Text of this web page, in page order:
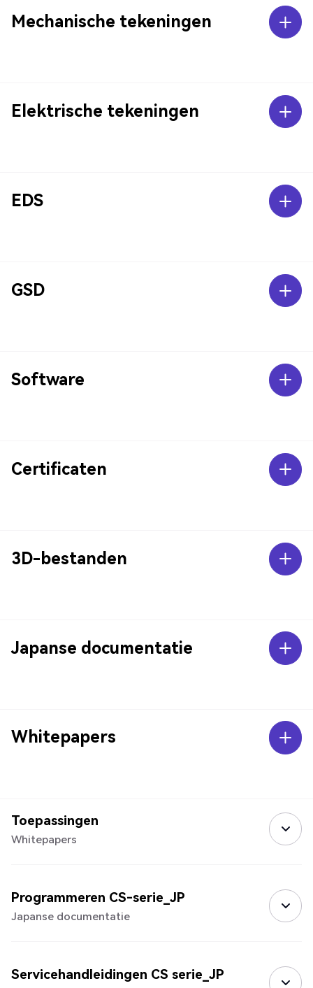
Mechanische tekeningen
Elektrische tekeningen
EDS
GSD
Software
Certificaten
3D-bestanden
Japanse documentatie
Whitepapers
Toepassingen
Whitepapers
Programmeren CS-serie_JP
Japanse documentatie
Servicehandleidingen CS serie_JP